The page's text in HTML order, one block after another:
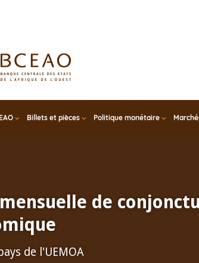
Billets et pièces Politique monétaire
de
de l'UEMOA